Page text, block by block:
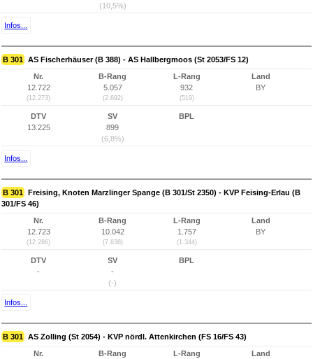
(10,5%)
Infos...
B 301 AS Fischerhäuser (B 388) - AS Hallbergmoos (St 2053/FS 12)
Nr.
12.722
(12.273)
B-Rang
5.057
(2.692)
L-Rang
932
(519)
Land
BY
DTV
13.225
SV
899
(6,8%)
BPL
Infos...
B 301 Freising, Knoten Marzlinger Spange (B 301/St 2350) - KVP Feising-Erlau (B
301/FS 46)
Nr.
12.723
(12.286)
B-Rang
10.042
(7.638)
L-Rang
1.757
(1.344)
Land
BY
DTV
-
SV
-
(-)
BPL
Infos...
B 301 AS Zolling (St 2054) - KVP nördl. Attenkirchen (FS 16/FS 43)
Nr.
B-Rang
L-Rang
Land